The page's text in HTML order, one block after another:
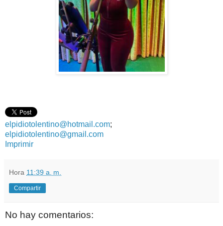
elpidiotolentino@hotmail.com;
elpidiotolentino@gmail.com
Imprimir
Hora 11:39 a. m.
Compartir
No hay comentarios: